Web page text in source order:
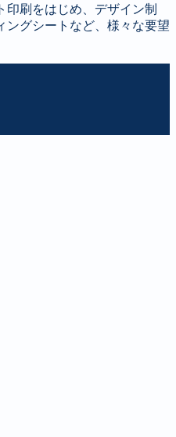
刷をはじめ、デザイン制
ングシートなど、様々な要望